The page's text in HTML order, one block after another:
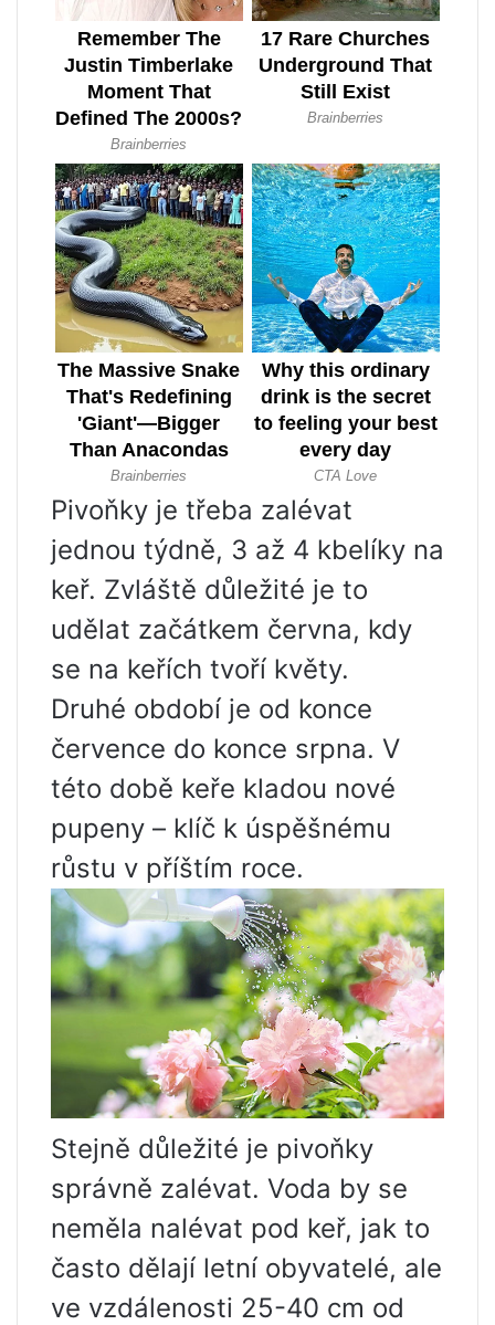
Pivoňky je třeba zalévat
jednou týdně, 3 až 4 kbelíky na
keř. Zvláště důležité je to
udělat začátkem června, kdy
se na keřích tvoří květy.
Druhé období je od konce
července do konce srpna. V
této době keře kladou nové
pupeny – klíč k úspěšnému
růstu v příštím roce.
Stejně důležité je pivoňky
správně zalévat. Voda by se
neměla nalévat pod keř, jak to
často dělají letní obyvatelé, ale
ve vzdálenosti 25-40 cm od